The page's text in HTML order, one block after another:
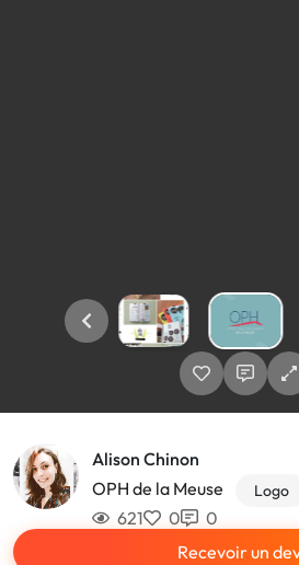
Alison Chinon
OPH de la Meuse
Logo
621 0
0
Recevoir un